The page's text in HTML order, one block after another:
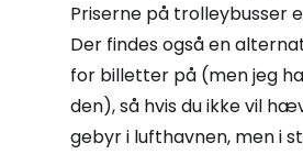
Priserne på trolleybusser
Der findes også en
for billetter på (men jeg
den), så hvis du ikke vil
gebyr i lufthavnen, men i